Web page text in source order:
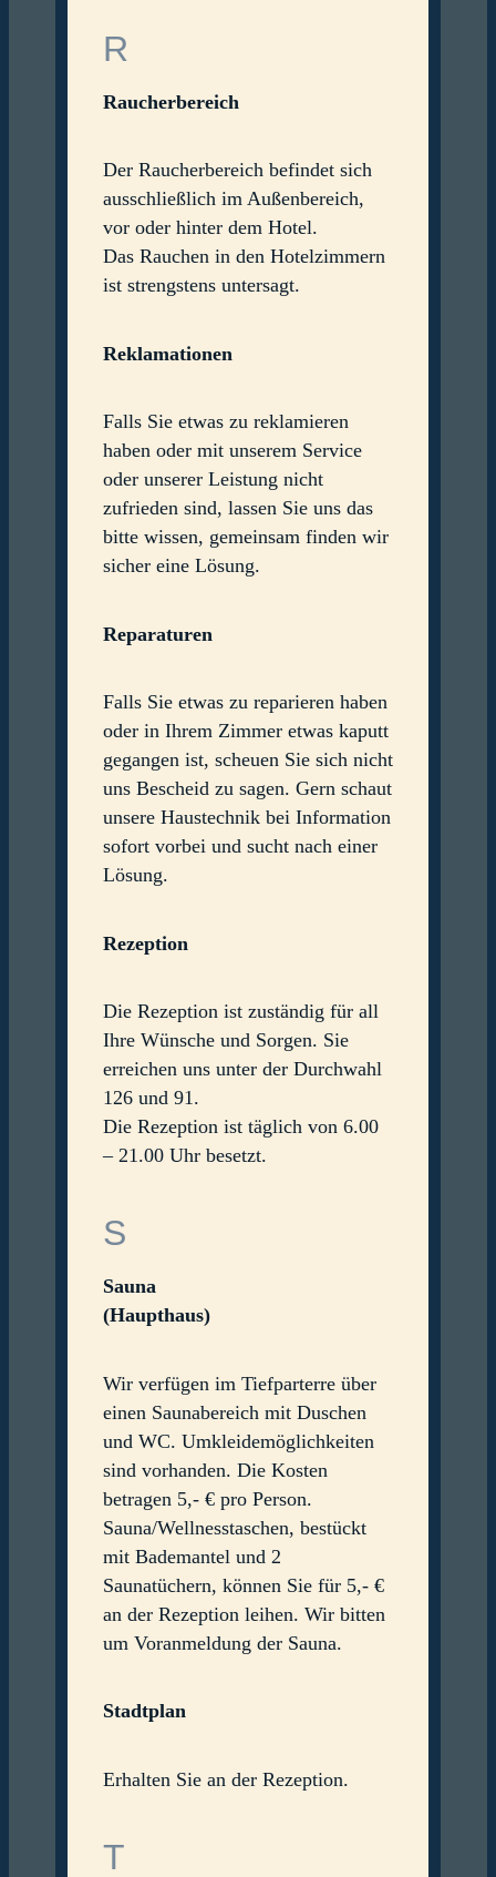
R
Raucherbereich
Der Raucherbereich befindet sich
ausschließlich im Außenbereich,
vor oder hinter dem Hotel.
Das Rauchen in den Hotelzimmern
ist strengstens untersagt.
Reklamationen
Falls Sie etwas zu reklamieren
haben oder mit unserem Service
oder unserer Leistung nicht
zufrieden sind, lassen Sie uns das
bitte wissen, gemeinsam finden wir
sicher eine Lösung.
Reparaturen
Falls Sie etwas zu reparieren haben
oder in Ihrem Zimmer etwas kaputt
gegangen ist, scheuen Sie sich nicht
uns Bescheid zu sagen. Gern schaut
unsere Haustechnik bei Information
sofort vorbei und sucht nach einer
Lösung.
Rezeption
Die Rezeption ist zuständig für all
Ihre Wünsche und Sorgen. Sie
erreichen uns unter der Durchwahl
126 und 91.
Die Rezeption ist täglich von 6.00
– 21.00 Uhr besetzt.
S
Sauna
(Haupthaus)
Wir verfügen im Tiefparterre über
einen Saunabereich mit Duschen
und WC. Umkleidemöglichkeiten
sind vorhanden. Die Kosten
betragen 5,- € pro Person.
Sauna/Wellnesstaschen, bestückt
mit Bademantel und 2
Saunatüchern, können Sie für 5,- €
an der Rezeption leihen. Wir bitten
um Voranmeldung der Sauna.
Stadtplan
Erhalten Sie an der Rezeption.
T